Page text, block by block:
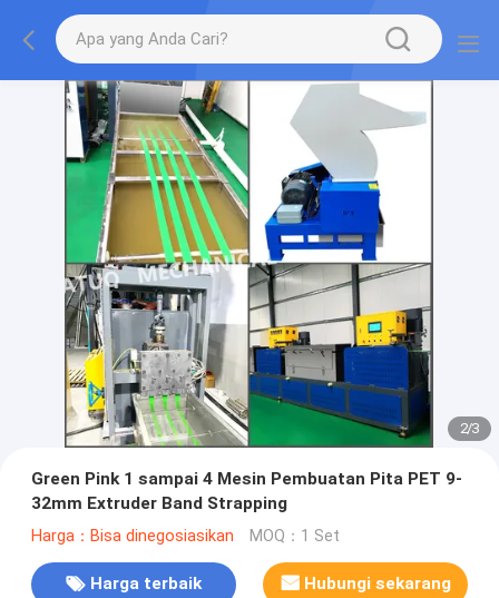
2/3
Green Pink 1 sampai 4 Mesin Pembuatan Pita PET 9-
32mm Extruder Band Strapping
Harga：Bisa dinegosiasikan MOQ：1 Set
Harga terbaik Hubungi sekarang